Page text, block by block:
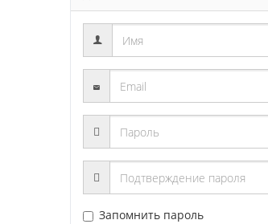
Запомнить пароль